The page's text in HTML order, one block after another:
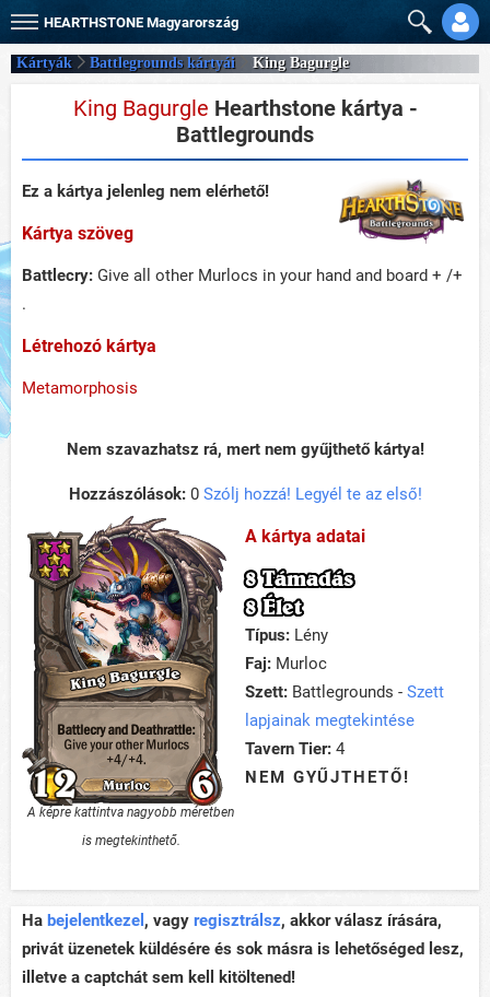
HEARTHSTONE Magyarország
Kártyák Battlegrounds kártyái King Bagurgle
King Bagurgle Hearthstone kártya -
Battlegrounds
Ez a kártya jelenleg nem elérhető!
Kártya szöveg
Battlecry: Give all other Murlocs in your hand and board + /+
.
Létrehozó kártya
Metamorphosis
Nem szavazhatsz rá, mert nem gyűjthető kártya!
Hozzászólások:0 Szólj hozzá! Legyél te az első!
A képre kattintva nagyobb méretben
is megtekinthető.
A kártya adatai
8 Támadás
8 Élet
Típus: Lény
Faj: Murloc
Szett: Battlegrounds - Szett
lapjainak megtekintése
Tavern Tier: 4
NEM GYŰJTHETŐ!
Ha bejelentkezel , vagy regisztrálsz, akkor válasz írására,
privát üzenetek küldésére és sok másra is lehetőséged lesz,
illetve a captchát sem kell kitöltened!